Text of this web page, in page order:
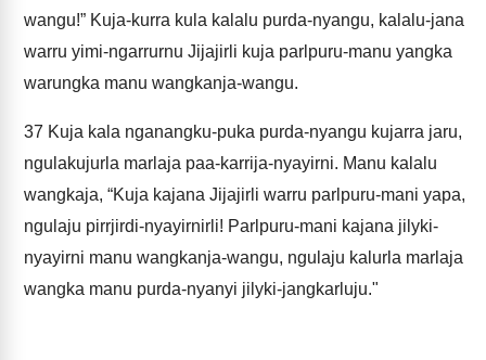
wangu!” Kuja-kurra kula kalalu purda-nyangu, kalalu-jana
warru yimi-ngarrurnu Jijajirli kuja parlpuru-manu yangka
warungka manu wangkanja-wangu.
37 Kuja kala nganangku-puka purda-nyangu kujarra jaru,
ngulakujurla marlaja paa-karrija-nyayirni. Manu kalalu
wangkaja, “Kuja kajana Jijajirli warru parlpuru-mani yapa,
ngulaju pirrjirdi-nyayirnirli! Parlpuru-mani kajana jilyki-
nyayirni manu wangkanja-wangu, ngulaju kalurla marlaja
wangka manu purda-nyanyi jilyki-jangkarluju."